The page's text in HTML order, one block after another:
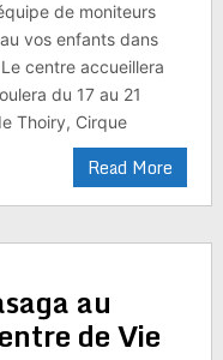
de moniteurs
vos enfants dans
centre accueillera
du 17 au 21
Thoiry, Cirque
Read More
au
de Vie